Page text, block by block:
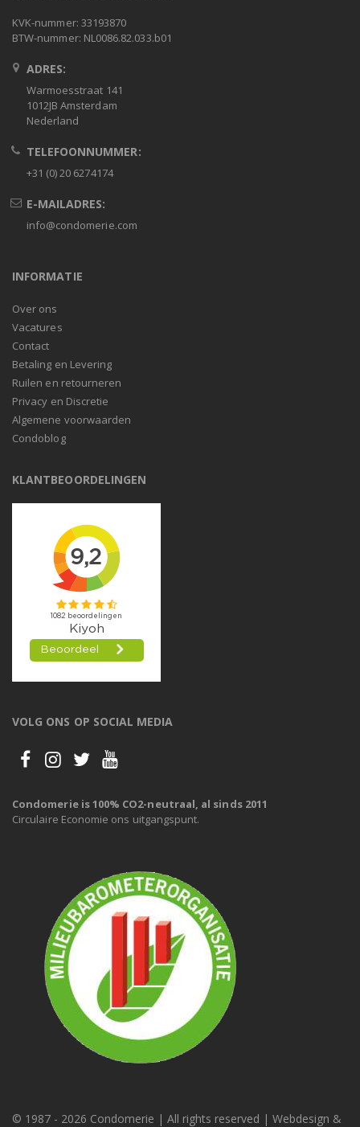
KVK-nummer: 33193870
BTW-nummer: NL0086.82.033.b01
ADRES:
Warmoesstraat 141
1012JB Amsterdam
Nederland
TELEFOONNUMMER:
+31 (0) 20 6274174
E-MAILADRES:
info@condomerie.com
INFORMATIE
Over ons
Vacatures
Contact
Betaling en Levering
Ruilen en retourneren
Privacy en Discretie
Algemene voorwaarden
Condoblog
KLANTBEOORDELINGEN
VOLG ONS OP SOCIAL MEDIA
Condomerie is 100% CO2-neutraal, al sinds 2011
Circulaire Economie ons uitgangspunt.
© 1987 - 2026 Condomerie | All rights reserved | Webdesign &